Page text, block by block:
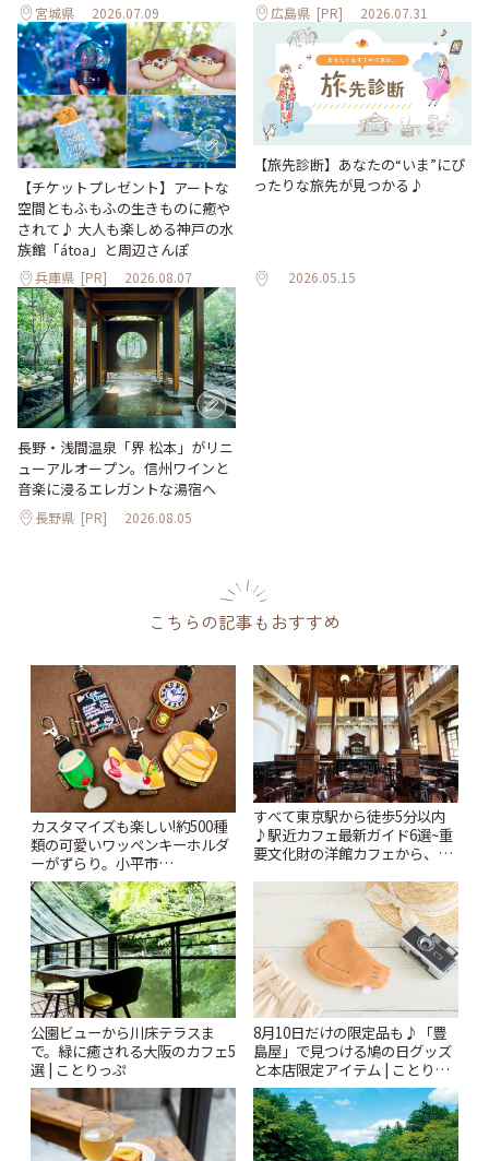
宮城県 2026.07.09 広島県 [PR] 2026.07.31
【チケットプレゼント】アートな
空間ともふもふの生きものに癒や
されて♪ 大人も楽しめる神戸の水
族館「átoa」と周辺さんぽ
兵庫県 [PR] 2026.08.07
【旅先診断】あなたの“いま”にぴ
ったりな旅先が見つかる♪
2026.05.15
長野・浅間温泉「界 松本」がリニ
ューアルオープン。信州ワインと
音楽に浸るエレガントな湯宿へ
長野県 [PR] 2026.08.05
こちらの記事もおすすめ
カスタマイズも楽しい!約500種
類の可愛いワッペンキーホルダ
ーがずらり。小平市
「Kimamaya T&K」 | ことりっ
ぷ
すべて東京駅から徒歩5分以内
♪駅近カフェ最新ガイド6選~重
要文化財の洋館カフェから、改
公園ビューから川床テラスま
で。緑に癒される大阪のカフェ5
選 | ことりっぷ
8月10日だけの限定品も♪「豊
島屋」で見つける鳩の日グッズ
と本店限定アイテム | ことりっ
ぷ